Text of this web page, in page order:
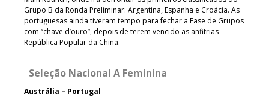
Grupo B da Ronda Preliminar: Argentina, Espanha e Croácia. As
portuguesas ainda tiveram tempo para fechar a Fase de Grupos
com “chave d’ouro”, depois de terem vencido as anfitriãs –
República Popular da China.
Seleção Nacional A Feminina
Austrália – Portugal